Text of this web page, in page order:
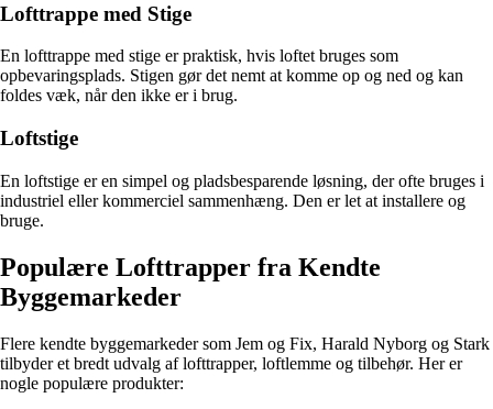
Lofttrappe med Stige
En lofttrappe med stige er praktisk, hvis loftet bruges som
opbevaringsplads. Stigen gør det nemt at komme op og ned og kan
foldes væk, når den ikke er i brug.
Loftstige
En loftstige er en simpel og pladsbesparende løsning, der ofte bruges i
industriel eller kommerciel sammenhæng. Den er let at installere og
bruge.
Populære Lofttrapper fra Kendte
Byggemarkeder
Flere kendte byggemarkeder som Jem og Fix, Harald Nyborg og Stark
tilbyder et bredt udvalg af lofttrapper, loftlemme og tilbehør. Her er
nogle populære produkter: